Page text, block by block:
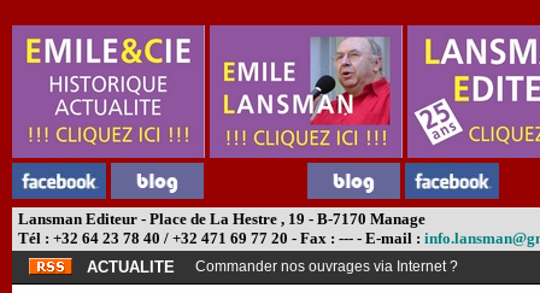
Lansman Editeur - Place de La Hestre , 19 - B-7170 Manage
Tél : +32 64 23 78 40 / +32 471 69 77 20 - Fax : --- - E-mail :
ACTUALITE
Commander nos ouvrages via Internet ?